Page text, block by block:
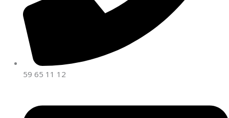
59 65 11 12